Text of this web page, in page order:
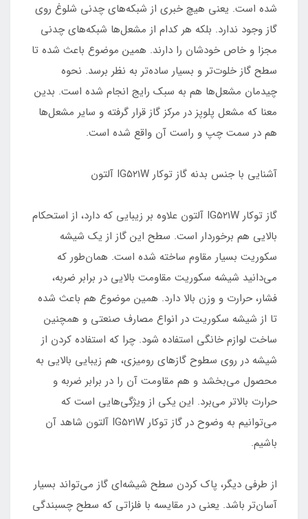
شده است. یعنی هیچ خبری از شبکه‌های چدنی شلوغ روی
گاز وجود ندارد. بلکه هر کدام از مشعل‌ها شبکه‌های چدنی
مجزا و خاص خودشان را دارند. همین موضوع باعث شده تا
سطح گاز خلوت‌تر و بسیار ساده‌تر به نظر برسد. نحوه
چیدمان مشعل‌ها هم به سبک رایج انجام شده‌ است. بدین
معنا که مشعل پلوپز در مرکز گاز قرار گرفته و سایر مشعل‌ها
هم در سمت چپ و راست آن واقع شده است.
آشنایی با جنس بدنه گاز توکار IG۵۲۱W آلتون
گاز توکار IG۵۲۱W آلتون علاوه بر زیبایی که دارد، از استحکام
بالایی هم برخوردار است. سطح این گاز از یک شیشه
سکوریت بسیار مقاوم ساخته شده است. همان‌طور که
می‌دانید شیشه سکوریت مقاومت بالایی در برابر ضربه،
فشار، حرارت و وزن بالا دارد. همین موضوع هم باعث شده
تا از شیشه سکوریت در انواع مصارف صنعتی و همچنین
ساخت لوازم خانگی استفاده شود. چرا که استفاده کردن از
شیشه در روی سطوح گازهای رومیزی، هم زیبایی بالایی به
محصول می‌بخشد و هم مقاومت آن را در برابر ضربه و
حرارت بالاتر می‌برد. این یکی از ویژگی‌هایی است که
می‌توانیم به وضوح در گاز توکار IG۵۲۱W آلتون شاهد آن
باشیم.
از طرفی دیگر، پاک کردن سطح شیشه‌ای گاز می‌تواند بسیار
آسان‌تر باشد. یعنی در مقایسه با فلزاتی که سطح چسبندگی